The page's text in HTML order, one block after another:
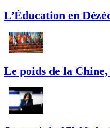
L’Éducation en
Le poids de la